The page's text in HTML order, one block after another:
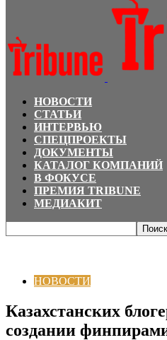
НОВОСТИ
СТАТЬИ
ИНТЕРВЬЮ
СПЕЦПРОЕКТЫ
ДОКУМЕНТЫ
КАТАЛОГ КОМПАНИЙ
В ФОКУСЕ
ПРЕМИЯ TRIBUNE
МЕДИАКИТ
НОВОСТИ
Казахстанских
создании